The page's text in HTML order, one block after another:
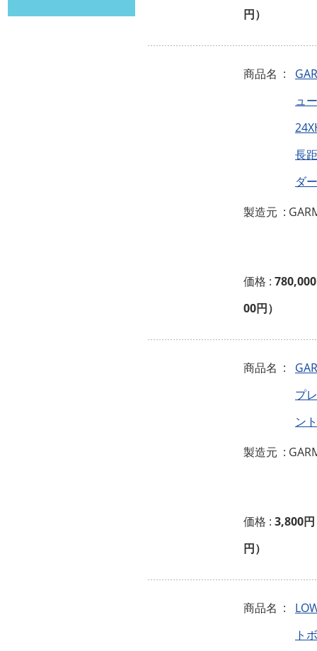
円）
商品名 :
ュ
長
ダー
製造元 :
価格 :
00円）
商品名 :
プ
ント
製造元 :
価格 : 3,800
円）
商品名 :
ト